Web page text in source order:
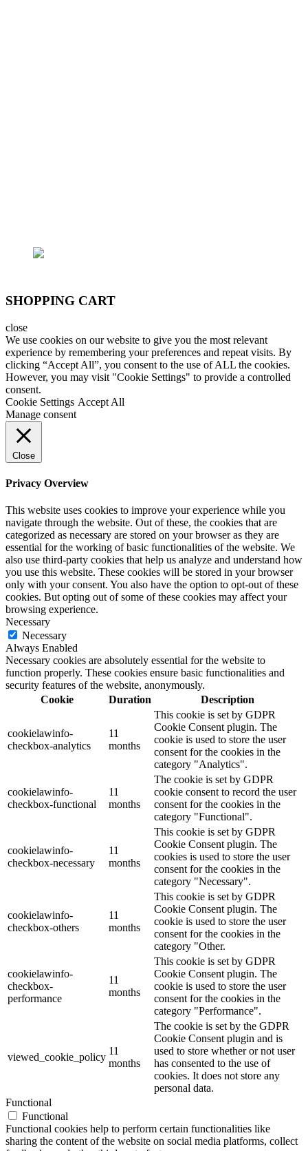
SHOPPING CART
close
We use cookies on our website to give you the most relevant
experience by remembering your preferences and repeat visits. By
clicking “Accept All”, you consent to the use of ALL the cookies.
However, you may visit "Cookie Settings" to provide a controlled
consent.
Cookie Settings Accept All
Manage consent
Close
Privacy Overview
This website uses cookies to improve your experience while you
navigate through the website. Out of these, the cookies that are
categorized as necessary are stored on your browser as they are
essential for the working of basic functionalities of the website. We
also use third-party cookies that help us analyze and understand how
you use this website. These cookies will be stored in your browser
only with your consent. You also have the option to opt-out of these
cookies. But opting out of some of these cookies may affect your
browsing experience.
Necessary
Necessary
Always Enabled
Necessary cookies are absolutely essential for the website to
function properly. These cookies ensure basic functionalities and
security features of the website, anonymously.
Cookie
Duration Description
cookielawinfo-
checkbox-analytics
11
months
This cookie is set by GDPR
Cookie Consent plugin. The
cookie is used to store the user
consent for the cookies in the
category "Analytics".
cookielawinfo-
checkbox-functional
11
months
The cookie is set by GDPR
cookie consent to record the user
consent for the cookies in the
category "Functional".
cookielawinfo-
checkbox-necessary
11
months
This cookie is set by GDPR
Cookie Consent plugin. The
cookies is used to store the user
consent for the cookies in the
category "Necessary".
cookielawinfo-
checkbox-others
11
months
This cookie is set by GDPR
Cookie Consent plugin. The
cookie is used to store the user
consent for the cookies in the
category "Other.
cookielawinfo-
checkbox-
performance
11
months
This cookie is set by GDPR
Cookie Consent plugin. The
cookie is used to store the user
consent for the cookies in the
category "Performance".
viewed_cookie_policy
11
months
The cookie is set by the GDPR
Cookie Consent plugin and is
used to store whether or not user
has consented to the use of
cookies. It does not store any
personal data.
Functional
Functional
Functional cookies help to perform certain functionalities like
sharing the content of the website on social media platforms, collect